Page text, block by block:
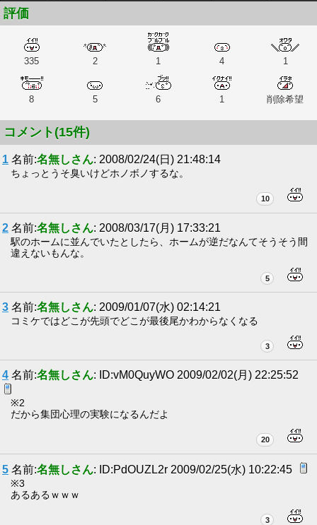
評価
335 2 1 4 1
8 5 6 1 削除希望
コメント(15件)
1 名前:名無しさん: 2008/02/24(日) 21:48:14
ちょっとうそ臭いけどホノボノするな。
10
2 名前:名無しさん: 2008/03/17(月) 17:33:21
駅のホームに並んでいたとしたら、ホームが逆だなんてそうそう間
違えないもんな。
5
3 名前:名無しさん: 2009/01/07(水) 02:14:21
コミケではどこが先頭でどこが最後尾かわからなくなる
3
4 名前:名無しさん: ID:vM0QuyWO 2009/02/02(月) 22:25:52
※2
だから集団心理の実験になるんだよ
20
5 名前:名無しさん: ID:PdOUZL2r 2009/02/25(水) 10:22:45
※3
あるあるｗｗｗ
3